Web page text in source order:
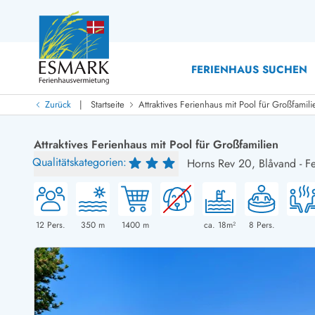
FERIENHAUS SUCHEN
Last Minute
Last Minute
Neu bei uns!
Neue Ferienhäuser bei ESMARKFerienhäuser mit Pool
Neurenovierte Ferienhäuser
Ferienhäuser mit Endreinigung inklusive
Ferienhäuser dicht am Strand
Ferienhäuser neu gebaut
Ferienhäuser mit Sauna
Ferienhäuser Nicht-Raucher
Ferienhäuser mit Aussicht
Zurück | Startseite Attraktives Ferienhaus mit Pool für
Attraktives Ferienhaus mit Pool für Großfamilien
Qualitätskategorien:
Horns Rev 20, Blåvand -
12 Pers. 350 m 1400m ca. 18m² 8 Pers.